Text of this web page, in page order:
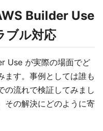
Builder Use
ブル対応
Use が実際の場面でど
ます。事例としては誰も
の流れで検証してみまし
その解決にどのように寄